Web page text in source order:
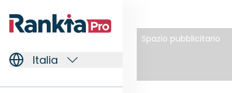
Italia
Spazio pubblicitario